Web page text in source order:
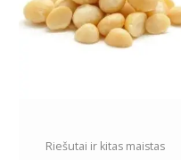
Riešutai ir kitas maistas
The
options
may
product